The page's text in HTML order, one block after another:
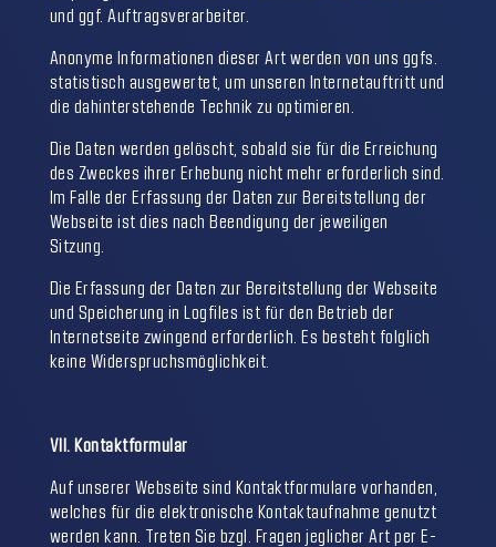
und ggf. Auftragsverarbeiter.
Anonyme Informationen dieser Art werden von uns ggfs.
statistisch ausgewertet, um unseren Internetauftritt und
die dahinterstehende Technik zu optimieren.
Die Daten werden gelöscht, sobald sie für die Erreichung
des Zweckes ihrer Erhebung nicht mehr erforderlich sind.
Im Falle der Erfassung der Daten zur Bereitstellung der
Webseite ist dies nach Beendigung der jeweiligen
Sitzung.
Die Erfassung der Daten zur Bereitstellung der Webseite
und Speicherung in Logfiles ist für den Betrieb der
Internetseite zwingend erforderlich. Es besteht folglich
keine Widerspruchsmöglichkeit.
VII. Kontaktformular
Auf unserer Webseite sind Kontaktformulare vorhanden,
welches für die elektronische Kontaktaufnahme genutzt
werden kann. Treten Sie bzgl. Fragen jeglicher Art per E-